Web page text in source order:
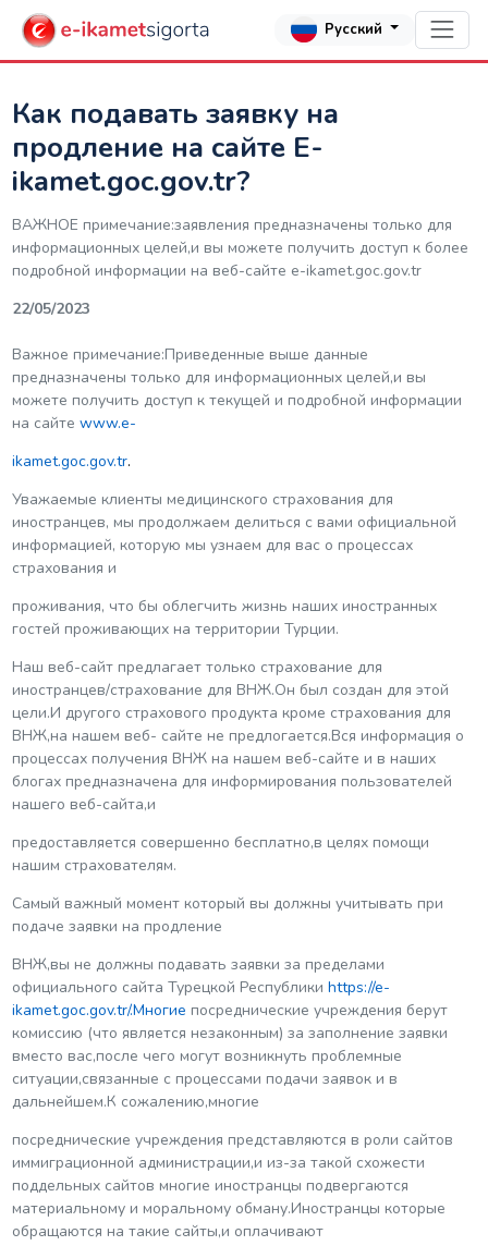
Русский
Как подавать заявку на
продление на сайте E-
ikamet.goc.gov.tr?
ВАЖНОЕ примечание:заявления предназначены только для
информационных целей,и вы можете получить доступ к более
подробной информации на веб-сайте е-ikamet.goc.gov.tr
22/05/2023
Важное примечание:Приведенные выше данные
предназначены только для информационных целей,и вы
можете получить доступ к текущей и подробной информации
на сайте www.e-
ikamet.goc.gov.tr.
Уважаемые клиенты медицинского страхования для
иностранцев, мы продолжаем делиться с вами официальной
информацией, которую мы узнаем для вас о процессах
страхования и
проживания, что бы облегчить жизнь наших иностранных
гостей проживающих на территории Турции.
Наш веб-сайт предлагает только страхование для
иностранцев/страхование для ВНЖ.Он был создан для этой
цели.И другого страхового продукта кроме страхования для
ВНЖ,на нашем веб- сайте не предлогается.Вся информация о
процессах получения ВНЖ на нашем веб-сайте и в наших
блогах предназначена для информирования пользователей
нашего веб-сайта,и
предоставляется совершенно бесплатно,в целях помощи
нашим страхователям.
Самый важный момент который вы должны учитывать при
подаче заявки на продление
ВНЖ,вы не должны подавать заявки за пределами
официального сайта Турецкой Республики https://e-
ikamet.goc.gov.tr/.Многие посреднические учреждения берут
комиссию (что является незаконным) за заполнение заявки
вместо вас,после чего могут возникнуть проблемные
ситуации,связанные с процессами подачи заявок и в
дальнейшем.К сожалению,многие
посреднические учреждения представляются в роли сайтов
иммиграционной администрации,и из-за такой схожести
поддельных сайтов многие иностранцы подвергаются
материальному и моральному обману.Иностранцы которые
обращаются на такие сайты,и оплачивают